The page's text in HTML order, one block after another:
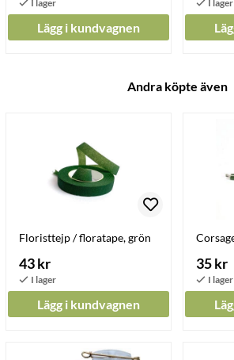
Lägg i kundvagnen
Andra köpte även
Floristtejp / floratape, grön
43 kr
Lägg i kundvagnen
35 kr